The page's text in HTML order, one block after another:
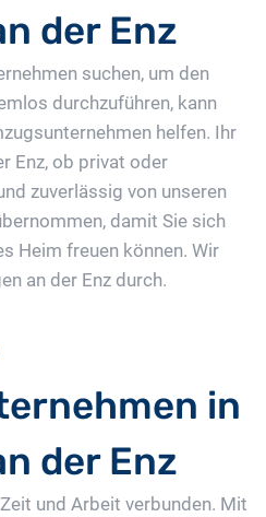
der Enz
suchen, um den
durchzuführen, kann
helfen. Ihr
Enz, ob privat oder
zuverlässig von unseren
damit Sie sich
Heim freuen können. Wir
an der Enz durch.
in
der Enz
und Arbeit verbunden. Mit